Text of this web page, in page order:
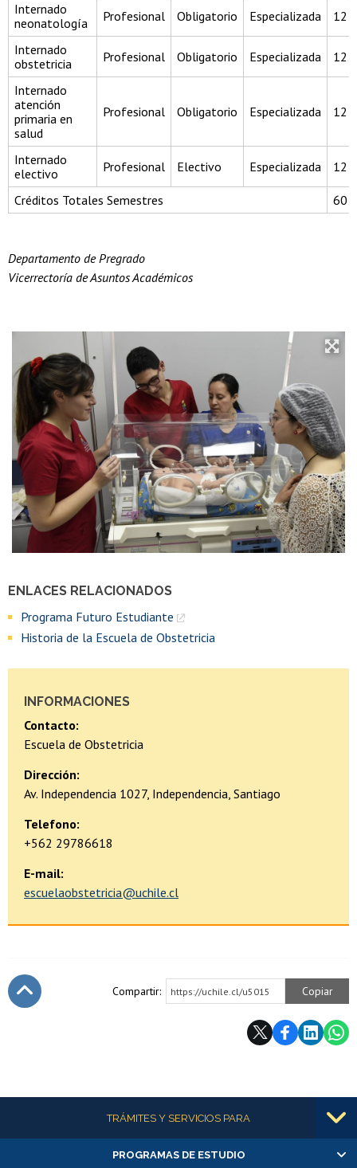
ENLACES RELACIONADOS
Programa Futuro Estudiante
Historia de la Escuela de Obstetricia
INFORMACIONES
Contacto:
Escuela de Obstetricia
Dirección:
Av. Independencia 1027, Independencia, Santiago
Telefono:
+562 29786618
E-mail:
escuelaobstetricia@uchile.cl
Internado
neonatología
Profesional Obligatorio Especializada 12
Internado
obstetricia
Profesional Obligatorio Especializada 12
Internado
atención
primaria en
salud
Profesional Obligatorio Especializada 12
Internado
electivo
Profesional Electivo Especializada 12
Créditos Totales Semestres 60
Departamento de Pregrado
Vicerrectoría de Asuntos Académicos
Compartir: https://uchile.cl/u5015 Copiar
Más informaciónTRÁMITES Y SERVICIOS PARA
Alumnas/os y exalumnas/os
PROGRAMAS DE ESTUDIO